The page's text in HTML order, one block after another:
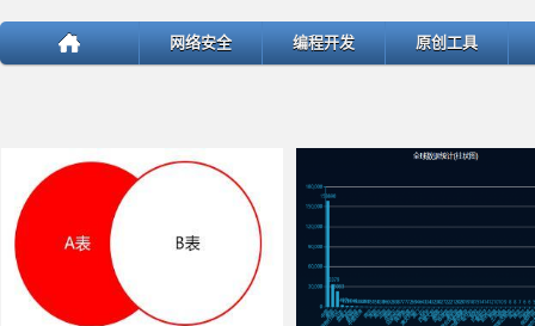
网络安全 编程开发 原创工具